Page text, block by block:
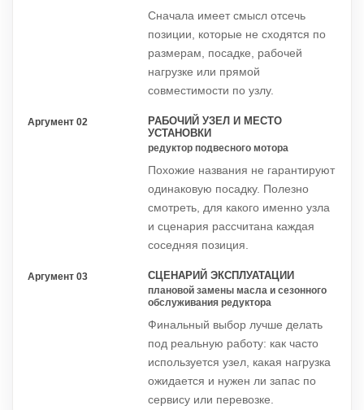
Сначала имеет смысл отсечь
позиции, которые не сходятся по
размерам, посадке, рабочей
нагрузке или прямой
совместимости по узлу.
Аргумент 02
РАБОЧИЙ УЗЕЛ И МЕСТО
УСТАНОВКИ
редуктор подвесного мотора
Похожие названия не гарантируют
одинаковую посадку. Полезно
смотреть, для какого именно узла
и сценария рассчитана каждая
соседняя позиция.
Аргумент 03 СЦЕНАРИЙ ЭКСПЛУАТАЦИИ
плановой замены масла и сезонного
обслуживания редуктора
Финальный выбор лучше делать
под реальную работу: как часто
используется узел, какая нагрузка
ожидается и нужен ли запас по
сервису или перевозке.